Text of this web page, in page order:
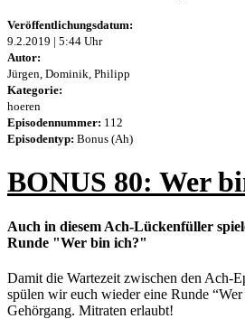
Veröffentlichungsdatum:
9.2.2019 | 5:44 Uhr
Autor:
Jürgen, Dominik, Philipp
Kategorie:
hoeren
Episodennummer: 112
Episodentyp: Bonus (Ah)
BONUS 80: Wer
Auch in diesem Ach-Lückenfüller
Runde "Wer bin ich?"
Damit die Wartezeit zwischen den Ach-
spülen wir euch wieder eine Runde
Gehörgang. Mitraten erlaubt!